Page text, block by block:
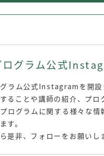
ログラム公式
ラム公式Instagramを開設
ることや講師の紹介、プロ
ログラムに関する様々な情
す。
是非、フォローをお願いし